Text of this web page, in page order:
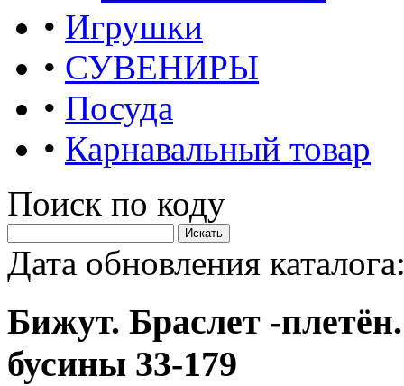
• Игрушки
• СУВЕНИРЫ
• Посуда
• Карнавальный товар
Поиск по коду
Дата обновления
Бижут. Браслет -
бусины 33-179